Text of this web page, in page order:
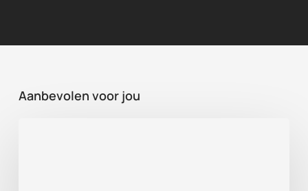
Aanbevolen voor jou